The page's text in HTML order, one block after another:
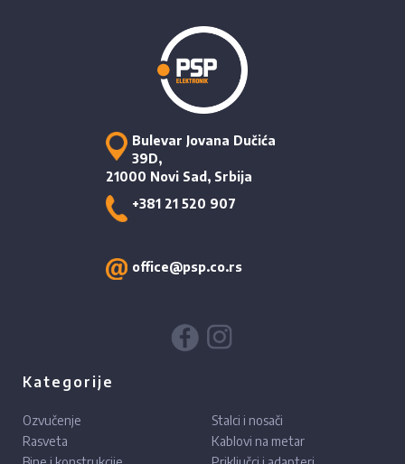
Bulevar Jovana Dučića
39D,
21000 Novi Sad, Srbija
+381 21 520 907
office@psp.co.rs
Kategorije
Ozvučenje
Rasveta
Stalci i nosači
Kablovi na metar